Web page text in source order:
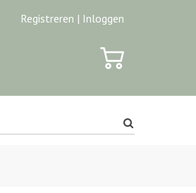
Registreren | Inloggen